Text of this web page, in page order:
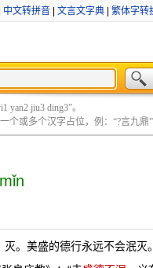
中文转拼音 文言文字典 繁体字转
yan2 jiu3 ding3”。
或多个汉字占位，例：“?言九鼎”
。美盛的德行永远不会泯